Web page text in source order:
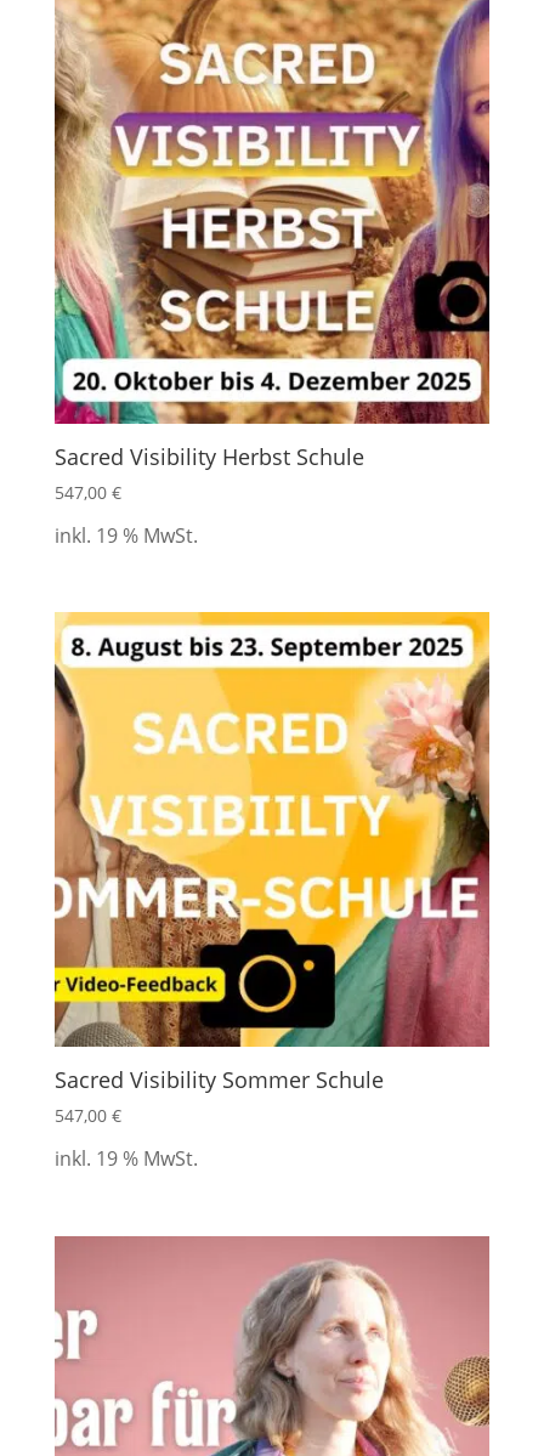
Sacred Visibility Herbst Schule
547,00 €
inkl. 19 % MwSt.
Sacred Visibility Sommer Schule
547,00 €
inkl. 19 % MwSt.